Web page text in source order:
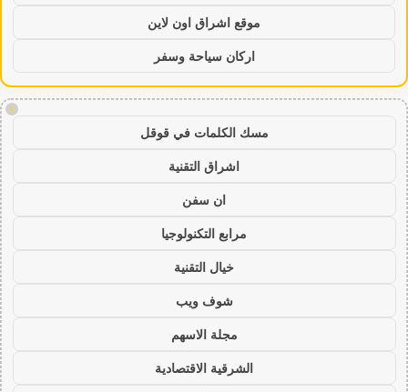
موقع اشراق اون لاين
اركان سياحة وسفر
!
مسك الكلمات في قوقل
اشراق التقنية
ان سفن
مرابع التكنولوجيا
خيال التقنية
شوف ويب
مجلة الاسهم
الشرقية الاقتصادية